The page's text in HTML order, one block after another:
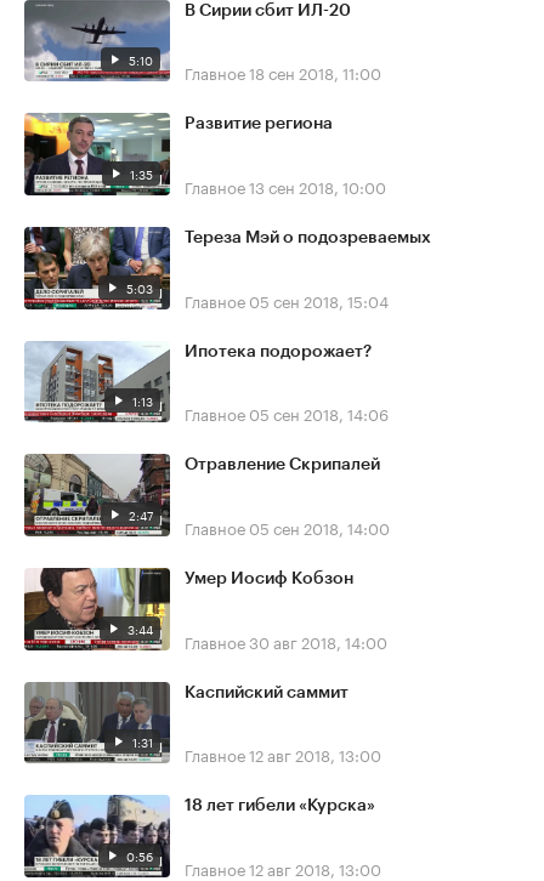
5:10
В Сирии сбит ИЛ-20
Главное18 сен 2018, 11:00
1:35
Развитие региона
Главное13 сен 2018, 10:00
5:03
Тереза Мэй о подозреваемых
Главное 05 сен 2018, 15:04
1:13
Ипотека подорожает?
Главное 05 сен 2018, 14:06
2:47
Отравление Скрипалей
Главное 05 сен 2018, 14:00
3:44
Умер Иосиф Кобзон
Главное30 авг 2018, 14:00
1:31
Каспийский саммит
Главное12 авг 2018, 13:00
0:56
18 лет гибели «Курска»
Главное12 авг 2018, 13:00